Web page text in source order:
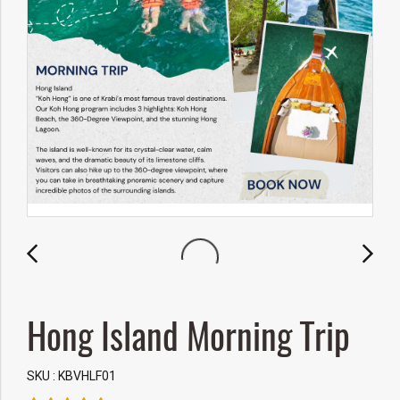
Hong Island Morning Trip
SKU : KBVHLF01